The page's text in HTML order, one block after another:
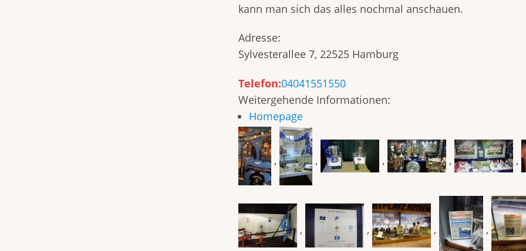
kann man sich das alles nochmal anschauen.
Adresse:
Sylvesterallee 7, 22525 Hamburg
Telefon:04041551550
Weitergehende Informationen:
Homepage
, , , , ,
, , , ,